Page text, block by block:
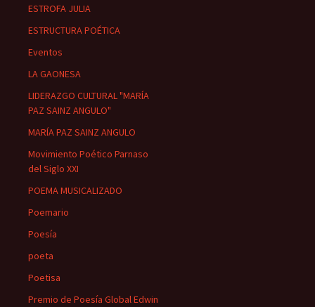
ESTROFA JULIA
ESTRUCTURA POÉTICA
Eventos
LA GAONESA
LIDERAZGO CULTURAL "MARÍA
PAZ SAINZ ANGULO"
MARÍA PAZ SAINZ ANGULO
Movimiento Poético Parnaso
del Siglo XXI
POEMA MUSICALIZADO
Poemario
Poesía
poeta
Poetisa
Premio de Poesía Global Edwin